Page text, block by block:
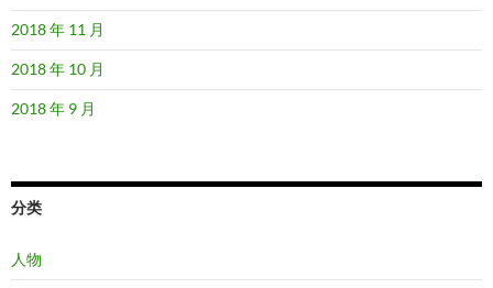
2018 年 11 月
2018 年 10 月
2018 年 9 月
分类
人物